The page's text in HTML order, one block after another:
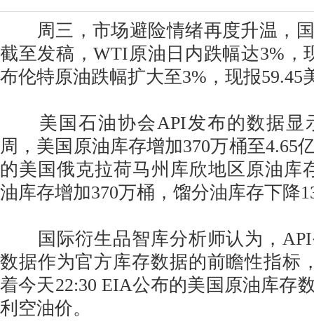
周三，市场避险情绪再度升温，国
截至发稿，WTI原油日内跌幅达3%，
布伦特原油跌幅扩大至3%，现报59.45
美国石油协会API发布的数据显
周，美国原油库存增加370万桶至4.65
的美国俄克拉荷马州库欣地区原油库
油库存增加370万桶，馏分油库存下降
国际衍生品智库分析师认为，API
数据作为官方库存数据的前瞻性指标
着今天22:30 EIA公布的美国原油库存
利空油价。